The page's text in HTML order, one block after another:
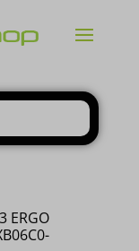
ERGO
CHIUDI